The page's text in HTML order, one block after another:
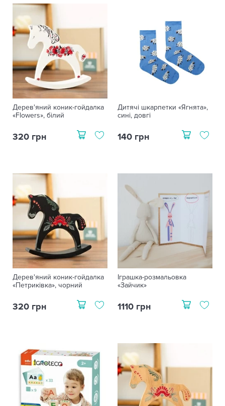
Дерев'яний коник-гойдалка
«Flowers», білий
320 грн
Дитячі шкарпетки «Ягнята»,
сині, довгі
140 грн
Дерев'яний коник-гойдалка
«Петриківка», чорний
320 грн
Іграшка-розмальовка
«Зайчик»
1110 грн